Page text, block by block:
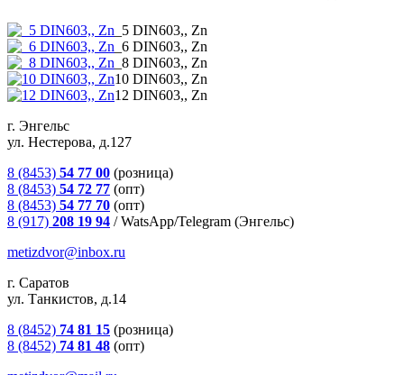
_5 DIN603,, Zn
_6 DIN603,, Zn
_8 DIN603,, Zn
10 DIN603,, Zn
12 DIN603,, Zn
г. Энгельс
ул. Нестерова, д.127
8 (8453) 54 77 00 (розница)
8 (8453) 54 72 77 (опт)
8 (8453) 54 77 70 (опт)
8 (917) 208 19 94 /WatsApp/Telegram (Энгельс)
metizdvor@inbox.ru
г. Саратов
ул. Танкистов, д.14
8 (8452) 74 81 15 (розница)
8 (8452) 74 81 48 (опт)